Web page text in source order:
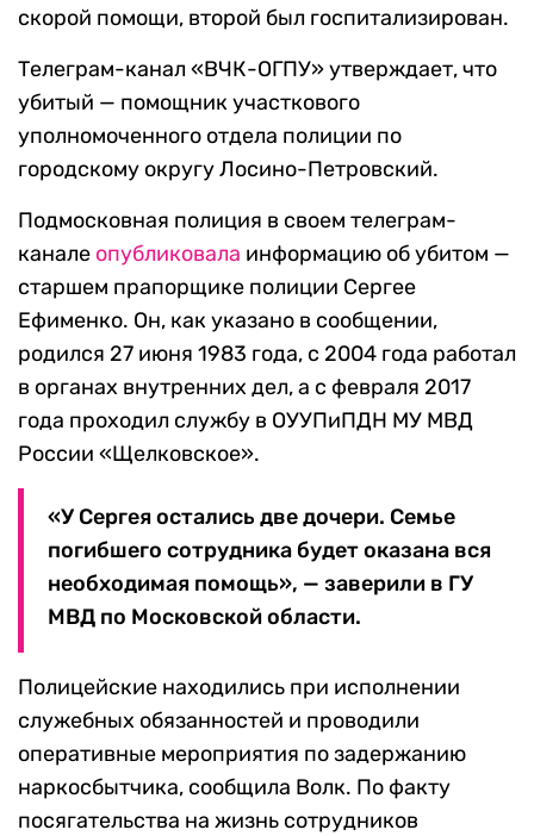
скорой помощи, второй был госпитализирован.
Телеграм-канал «ВЧК-ОГПУ» утверждает, что
убитый — помощник участкового
уполномоченного отдела полиции по
городскому округу Лосино-Петровский.
Подмосковная полиция в своем телеграм-
канале опубликовала информацию об убитом —
старшем прапорщике полиции Сергее
Ефименко. Он, как указано в сообщении,
родился 27 июня 1983 года, с 2004 года работал
в органах внутренних дел, а с февраля 2017
года проходил службу в ОУУПиПДН МУ МВД
России «Щелковское».
«У Сергея остались две дочери. Семье
погибшего сотрудника будет оказана вся
необходимая помощь», — заверили в ГУ
МВД по Московской области.
Полицейские находились при исполнении
служебных обязанностей и проводили
оперативные мероприятия по задержанию
наркосбытчика, сообщила Волк. По факту
посягательства на жизнь сотрудников